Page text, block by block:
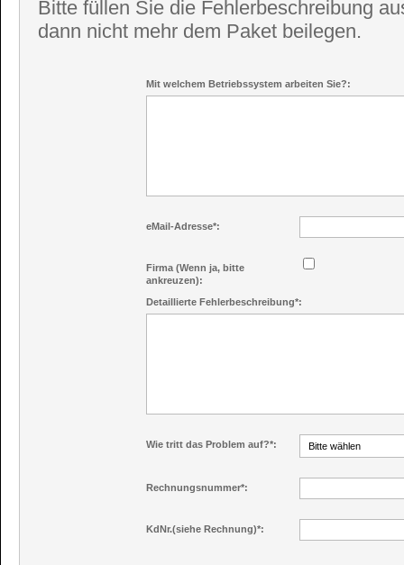
Bitte füllen Sie die Fehlerbeschreibung
dann nicht mehr dem Paket beilegen.
Mit welchem Betriebssystem arbeiten Sie?:
eMail-Adresse*:
Firma (Wenn ja, bitte
ankreuzen):
Detaillierte Fehlerbeschreibung*:
Wie tritt das Problem auf?*:
Rechnungsnummer*:
KdNr.(siehe Rechnung)*: